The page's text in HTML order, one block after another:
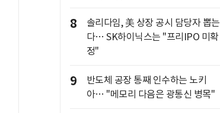
8
솔리다임, 美 상장 공시 담당자 뽑는
다… SK하이닉스는 "프리IPO 미확
정"
9
반도체 공장 통째 인수하는 노키
아… "메모리 다음은 광통신 병목"